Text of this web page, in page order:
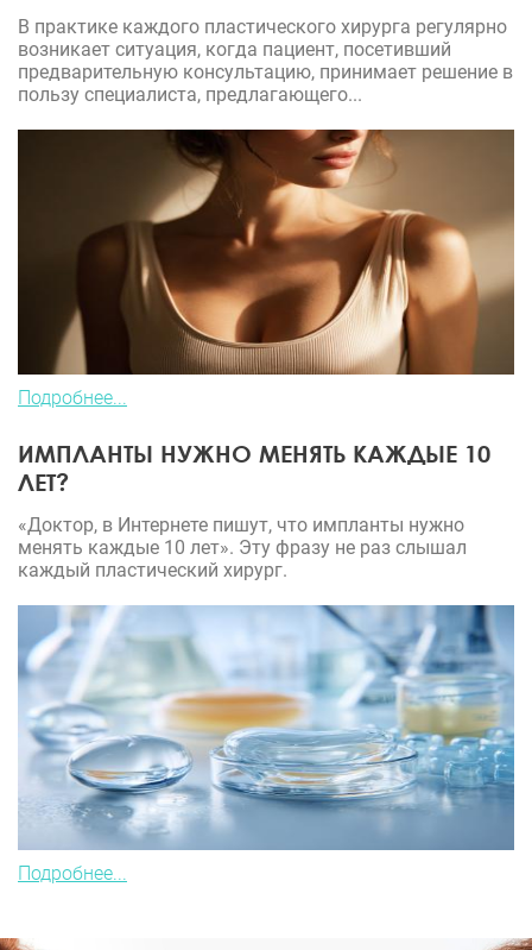
В практике каждого пластического хирурга регулярно
возникает ситуация, когда пациент, посетивший
предварительную консультацию, принимает решение в
пользу специалиста, предлагающего...
Подробнее...
ИМПЛАНТЫ НУЖНО МЕНЯТЬ КАЖДЫЕ 10
ЛЕТ?
«Доктор, в Интернете пишут, что импланты нужно
менять каждые 10 лет». Эту фразу не раз слышал
каждый пластический хирург.
Подробнее...